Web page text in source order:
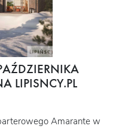
LIPISNCY.PL
Amarante w